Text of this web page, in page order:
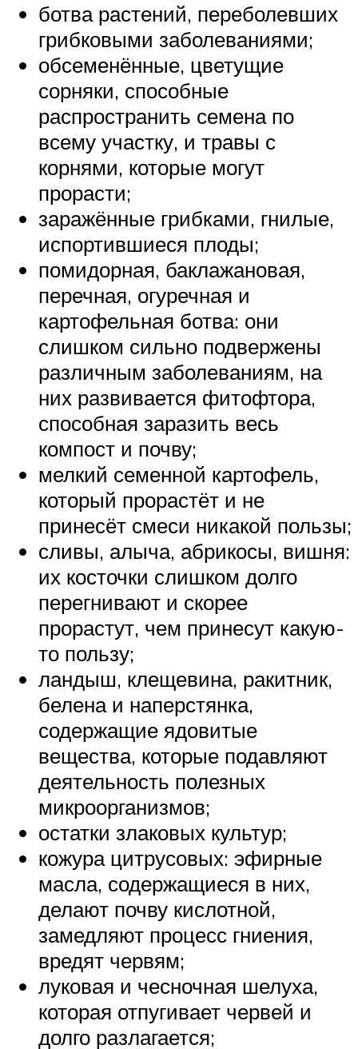
ботва растений, переболевших
грибковыми заболеваниями;
обсеменённые, цветущие
сорняки, способные
распространить семена по
всему участку, и травы с
корнями, которые могут
прорасти;
заражённые грибками, гнилые,
испортившиеся плоды;
помидорная, баклажановая,
перечная, огуречная и
картофельная ботва: они
слишком сильно подвержены
различным заболеваниям, на
них развивается фитофтора,
способная заразить весь
компост и почву;
мелкий семенной картофель,
который прорастёт и не
принесёт смеси никакой пользы;
сливы, алыча, абрикосы, вишня:
их косточки слишком долго
перегнивают и скорее
прорастут, чем принесут какую-
то пользу;
ландыш, клещевина, ракитник,
белена и наперстянка,
содержащие ядовитые
вещества, которые подавляют
деятельность полезных
микроорганизмов;
остатки злаковых культур;
кожура цитрусовых: эфирные
масла, содержащиеся в них,
делают почву кислотной,
замедляют процесс гниения,
вредят червям;
луковая и чесночная шелуха,
которая отпугивает червей и
долго разлагается;